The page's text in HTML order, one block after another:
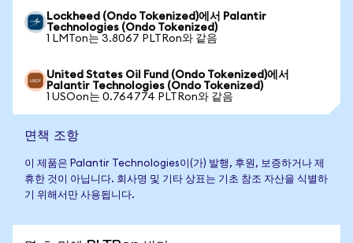
Lockheed (Ondo Tokenized)에서 Palantir
Technologies (Ondo Tokenized)
1 LMTon는 3.8067 PLTRon와 같음
United States Oil Fund (Ondo Tokenized)에서
Palantir Technologies (Ondo Tokenized)
1 USOon는 0.764774 PLTRon와 같음
면책 조항
이 제품은 Palantir Technologies이(가) 발행, 후원, 보증하거나 제
휴한 것이 아닙니다. 회사명 및 기타 상표는 기초 참조 자산을 식별하
기 위해서만 사용됩니다.